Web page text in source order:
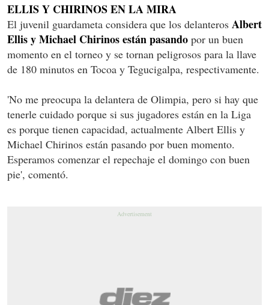
ELLIS Y CHIRINOS EN LA MIRA
El juvenil guardameta considera que los delanteros Albert
Ellis y Michael Chirinos están pasando por un buen
momento en el torneo y se tornan peligrosos para la llave
de 180 minutos en Tocoa y Tegucigalpa, respectivamente.
'No me preocupa la delantera de Olimpia, pero si hay que
tenerle cuidado porque si sus jugadores están en la Liga
es porque tienen capacidad, actualmente Albert Ellis y
Michael Chirinos están pasando por buen momento.
Esperamos comenzar el repechaje el domingo con buen
pie', comentó.